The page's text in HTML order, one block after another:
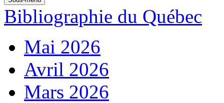
Bibliographie du Québec
Mai 2026
Avril 2026
Mars 2026